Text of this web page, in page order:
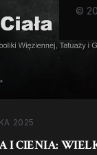
©
2025
I CIENIA: